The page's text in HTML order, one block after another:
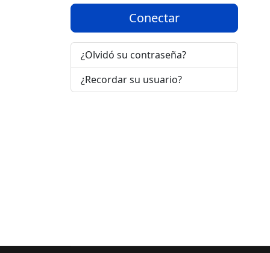
Conectar
¿Olvidó su contraseña?
¿Recordar su usuario?